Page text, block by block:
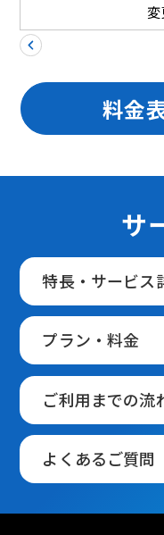
料金
サ
特長・サービス
プラン・料金
ご利用までの流
よくあるご質問